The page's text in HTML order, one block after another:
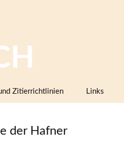
Zitierrichtlinien Links
der Hafner